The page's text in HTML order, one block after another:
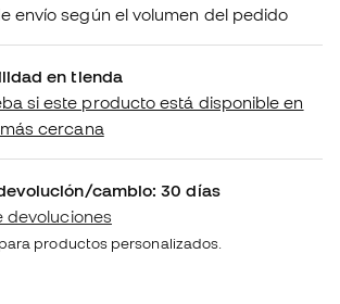
envío según el volumen del pedido
en tienda
si este producto está disponible en
cercana
cambio: 30 días
devoluciones
productos personalizados.